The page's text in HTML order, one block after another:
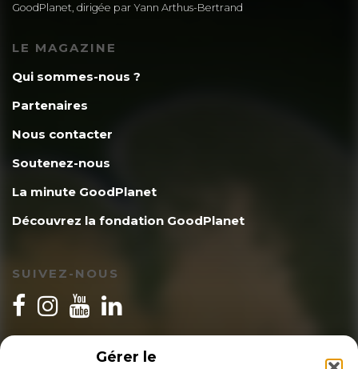
Gérer le
GoodPlanet, dirigée par Yann Arthus-Bertrand
LE MAGAZINE
Qui sommes-nous ?
Partenaires
Nous contacter
Soutenez-nous
La minute GoodPlanet
Découvrez la fondation GoodPlanet
SUIVEZ-NOUS
INSCRIPTION NEWSLETTER